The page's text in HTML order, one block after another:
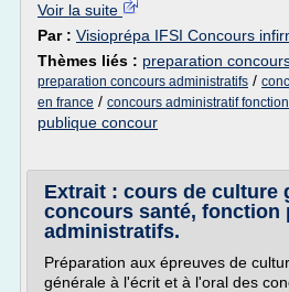
Voir la suite
Par : Visioprépa IFSI Concours
Thèmes liés : preparation
preparation concours administratifs /
en france / concours administratif
publique concour
Extrait : cours de culture
concours santé, fonction
administratifs.
Préparation aux épreuves de
générale à l'écrit et à l'oral des